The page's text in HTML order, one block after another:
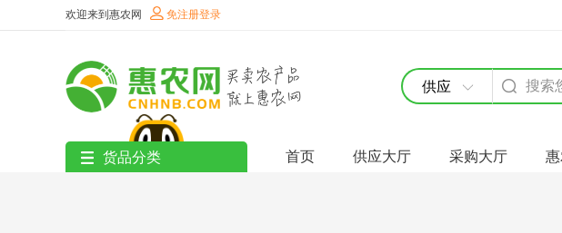
欢迎来到惠农网 免注册登录
供应
货品分类 首页 供应大厅 采购大厅